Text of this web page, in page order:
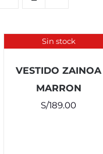
Sin stock
VESTIDO ZAINOA
MARRON
S/189.00